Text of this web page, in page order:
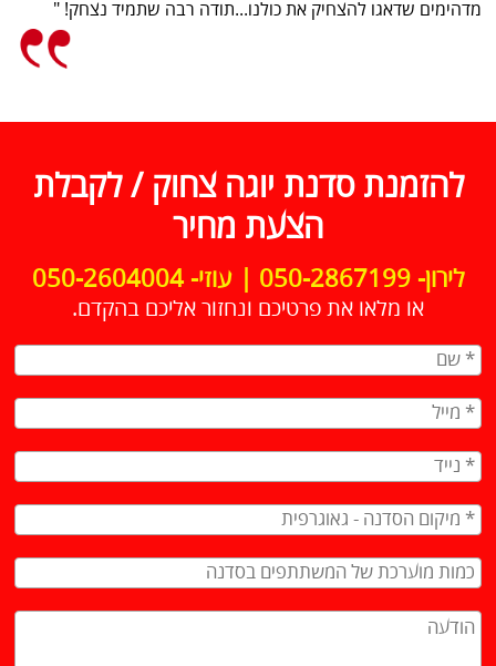
מדהימים שדאגו להצחיק את כולנו...תודה רבה שתמיד נצחק! "
להזמנת סדנת יוגה צחוק / לקבלת
הצעת מחיר
לירון- 050-2867199 | עוזי- 050-2604004
או מלאו את פרטיכם ונחזור אליכם בהקדם.